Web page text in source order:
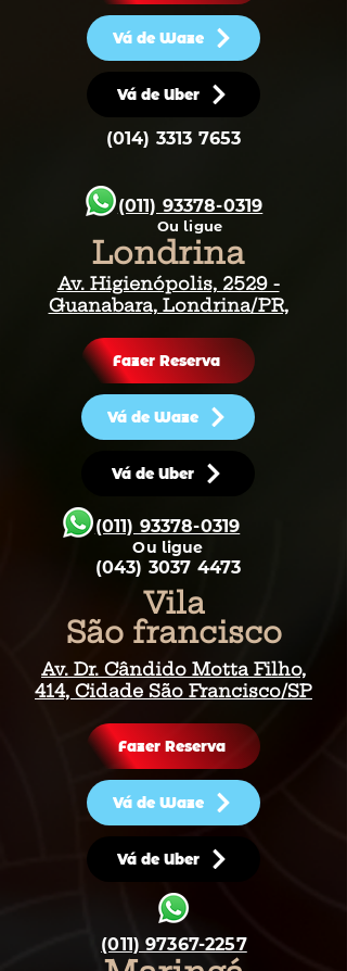
Vá de Waze
Vá de Uber
(014) 3313 7653
(011) 93378-0319
Ou ligue
Londrina
Av. Higienópolis, 2529 -
Guanabara, Londrina/PR,
Fazer Reserva
Vá de Waze
Vá de Uber
(011) 93378-0319
Ou ligue
(043) 3037 4473
Vila
São francisco
Av. Dr. Cândido Motta Filho,
414, Cidade São Francisco/SP
Fazer Reserva
Vá de Waze
Vá de Uber
(011) 97367-2257